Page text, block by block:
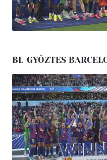
BL-GYŐZTES